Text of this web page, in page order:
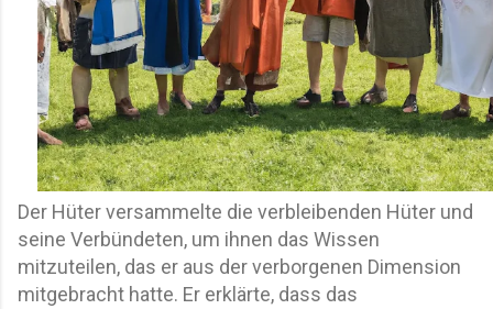
Der Hüter versammelte die verbleibenden Hüter und
seine Verbündeten, um ihnen das Wissen
mitzuteilen, das er aus der verborgenen Dimension
mitgebracht hatte. Er erklärte, dass das